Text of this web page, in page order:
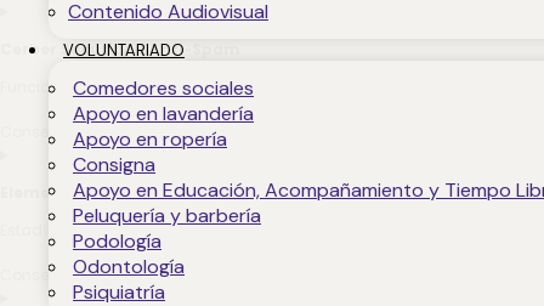
Contenido Audiovisual
VOLUNTARIADO
Comedores sociales
Apoyo en lavandería
Apoyo en ropería
Consigna
Apoyo en Educación, Acompañamiento y Tiempo
Peluquería y barbería
Podología
Odontología
Psiquiatría
Cerber Security & Anti-Spam
Funcional
Consent to service cerber-security-&-anti-spam
Elementor
Estadísticas (anónimas)
Consent to service elementor